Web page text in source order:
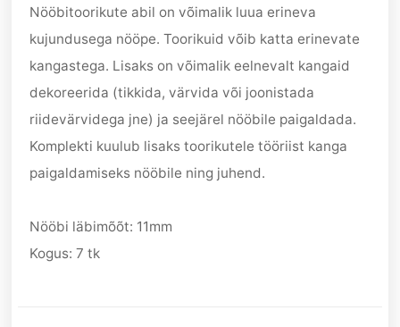
Nööbitoorikute abil on võimalik luua erineva
kujundusega nööpe. Toorikuid võib katta erinevate
kangastega. Lisaks on võimalik eelnevalt kangaid
dekoreerida (tikkida, värvida või joonistada
riidevärvidega jne) ja seejärel nööbile paigaldada.
Komplekti kuulub lisaks toorikutele tööriist kanga
paigaldamiseks nööbile ning juhend.
Nööbi läbimõõt: 11mm
Kogus: 7 tk